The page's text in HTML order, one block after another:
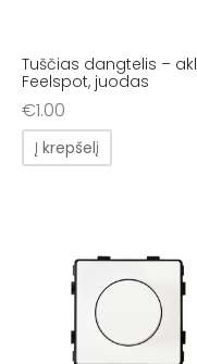
Tuščias dangtelis –
Feelspot, juodas
€1.00
Į krepšelį